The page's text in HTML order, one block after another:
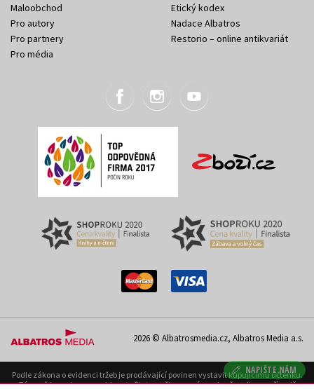
NAPIŠTE NÁM
Maloobchod
Pro autory
Pro partnery
Pro média
Etický kodex
Nadace Albatros
Restorio – online antikvariát
2026 © Albatrosmedia.cz, Albatros Media a.s.
Podle zákona o evidenci tržeb je prodávající povinen vystavit kupujícímu účtenku.
Zároveň je povinen zaevidovat přijatou tržbu u správce daně on-line; v případě